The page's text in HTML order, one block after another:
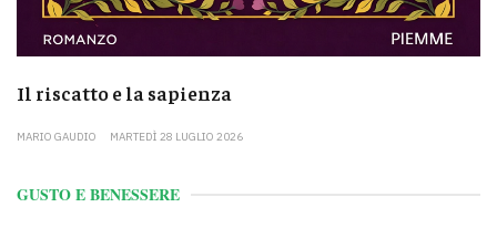
Il riscatto e la sapienza
MARIO GAUDIO MARTEDÌ 28 LUGLIO 2026
GUSTO E BENESSERE